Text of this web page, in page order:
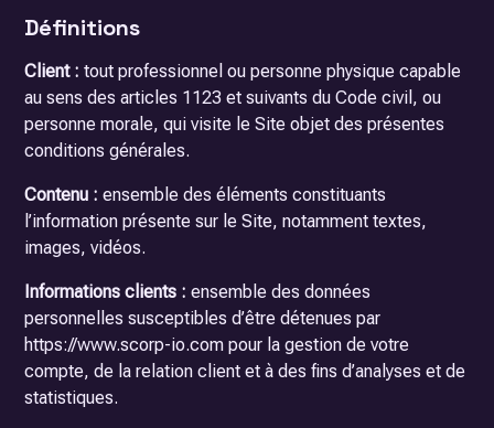
Définitions
Client : tout professionnel ou personne physique capable
au sens des articles 1123 et suivants du Code civil, ou
personne morale, qui visite le Site objet des présentes
conditions générales.
Contenu : ensemble des éléments constituants
l’information présente sur le Site, notamment textes,
images, vidéos.
Informations clients : ensemble des données
personnelles susceptibles d’être détenues par
https://www.scorp-io.com pour la gestion de votre
compte, de la relation client et à des fins d’analyses et de
statistiques.